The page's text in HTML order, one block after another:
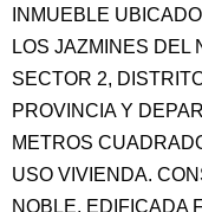
INMUEBLE
LOS JAZMINES DEL
SECTOR 2,
PROVINCIA Y
METROS
USO VIVIENDA.
NOBLE, EDIFICADA